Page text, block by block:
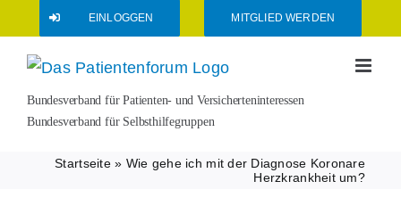
Inhalt
springen
EINLOGGEN MITGLIED WERDEN
Bundesverband für Patienten- und Versicherteninteressen
Bundesverband für Selbsthilfegruppen
Startseite» Wie gehe ich mit der Diagnose Koronare
Herzkrankheit um?